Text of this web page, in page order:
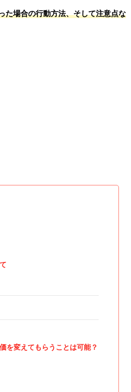
た場合の行動方法、そして注意点な
を変えてもらうことは可能？